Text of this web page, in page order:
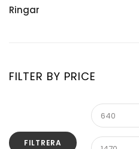
Med Springlås
Månadsblomma
Stenhalsband
Ringar
FILTER BY PRICE
FILTRERA